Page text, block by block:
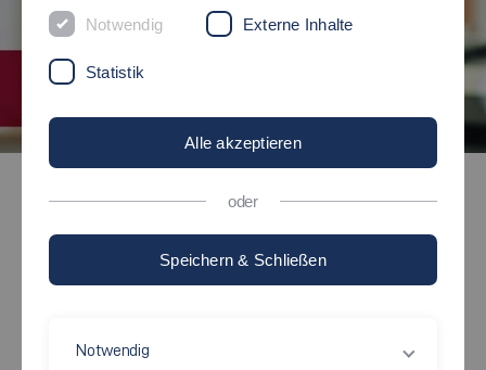
Sozialwirtschaft (berufsbegleitend)
Master of Arts (M.A.)
SOZIALWIRTSCHAFT
vermittelt 25 Studierenden alle erforderlichen
Notwendig Externe Inhalte
Statistik
Alle akzeptieren
oder
Speichern & Schließen
Notwendig